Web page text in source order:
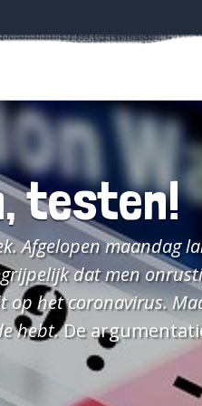
testen!
Afgelopen maandag
dat men
op het coronavirus.
hebt.De argumentatie begint met een verwijzing naar
gesteld dat het
arts-